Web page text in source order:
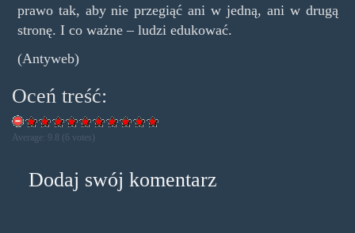
prawo tak, aby nie przegiąć ani w jedną, ani w drugą
stronę. I co ważne – ludzi edukować.
(Antyweb)
Oceń treść:
Average: 9.8 ( 6 votes)
Dodaj swój komentarz